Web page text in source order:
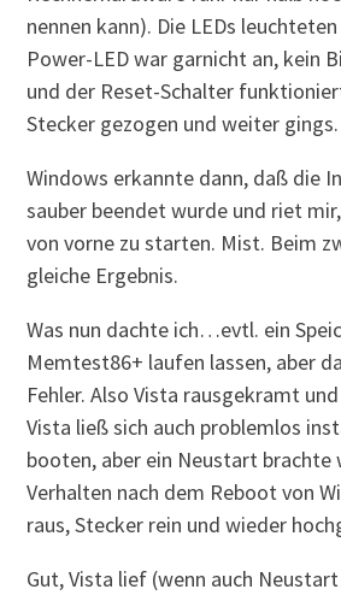
nennen kann). Die LEDs
Power-LED war garnicht an, kein
und der Reset-Schalter
Stecker gezogen und weiter gings.
Windows erkannte dann, daß die
sauber beendet wurde und riet
von vorne zu starten. Mist. Beim
gleiche Ergebnis.
Was nun dachte ich…evtl. ein
Memtest86+ laufen lassen, aber
Fehler. Also Vista rausgekramt
Vista ließ sich auch problemlos
booten, aber ein Neustart brachte
Verhalten nach dem Reboot von
raus, Stecker rein und wieder
Gut, Vista lief (wenn auch